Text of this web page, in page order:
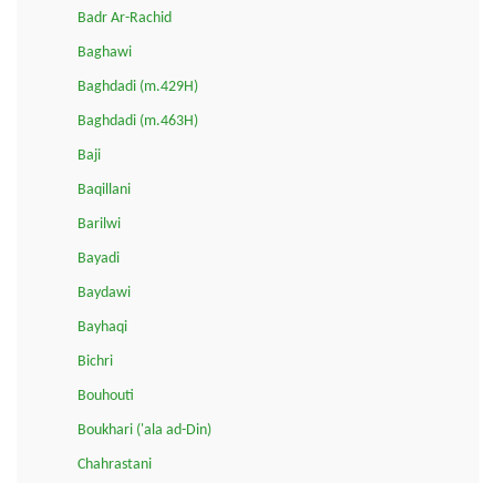
Badr Ar-Rachid
Baghawi
Baghdadi (m.429H)
Baghdadi (m.463H)
Baji
Baqillani
Barilwi
Bayadi
Baydawi
Bayhaqi
Bichri
Bouhouti
Boukhari ('ala ad-Din)
Chahrastani